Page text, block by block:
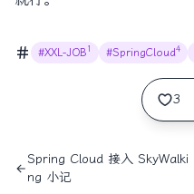
#XXL-JOB 1 #SpringCloud4
3
Spring Cloud 接入 SkyWalki
ng 小记